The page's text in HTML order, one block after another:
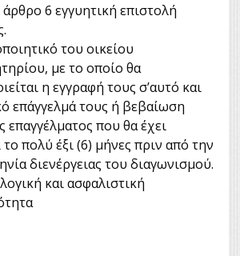
6 εγγυητική επιστολή
του οικείου
με το οποίο θα
η εγγραφή τους σ’αυτό και
επάγγελμά τους ή βεβαίωση
επαγγέλματος που θα έχει
το πολύ έξι (6) μήνες πριν από την
διενέργειας του διαγωνισμού.
και ασφαλιστική